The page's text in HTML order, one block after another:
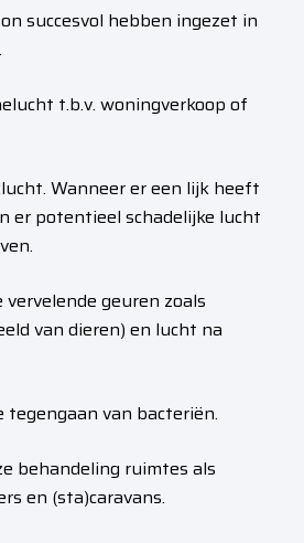
succesvol hebben ingezet in
t.b.v. woningverkoop of
Wanneer er een lijk heeft
er potentieel schadelijke lucht
geuren zoals
van dieren) en lucht na
van bacteriën.
behandeling ruimtes als
en (sta)caravans.